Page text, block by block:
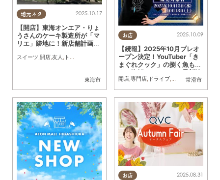
地元ネタ
東海市
2025.10.17
【開店】東海オンエア・りょ
うさんのケーキ製造所が「マ
リエ」跡地に！新店舗計画＆
スイーツ,開店,友人 , トレンド
お店
常滑市
2025.10.09
【続報】2025年10月プレオ
ープン決定！YouTuber「き
まぐれクック」の捌く魚も買
える海鮮テーマパーク最新情
報
開店, 専門店, ドライブ, トレンド
お店 2025.08.31